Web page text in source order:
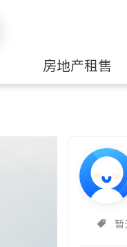
房地产租售